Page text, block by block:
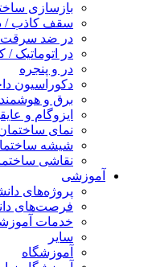
بازسازی
سقف کاذب /
در ضد سرقت
در اتوماتیک
در و پنجره
دکوراسیون
برق و
ایزوگام و
نمای
شیشه
نقاشی
آموزشی
پروژه‌های
فرصت‌های
خدمات
سایر
آموزشگاه